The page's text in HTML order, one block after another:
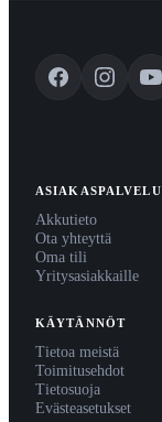
ASIAKASPALVELU
Akkutieto
Ota yhteyttä
Oma tili
Yritysasiakkaille
KÄYTÄNNÖT
Tietoa meistä
Toimitusehdot
Tietosuoja
Evästeasetukset